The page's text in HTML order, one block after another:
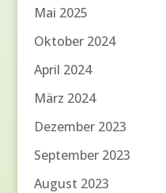
Mai 2025
Oktober 2024
April 2024
März 2024
Dezember 2023
September 2023
August 2023